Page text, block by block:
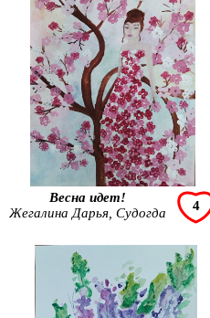
4
Весна идет!
Жегалина Дарья, Судогда